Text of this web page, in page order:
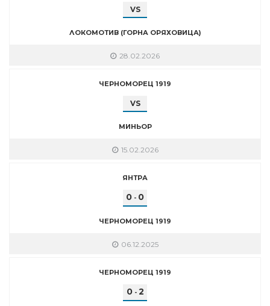
VS
ЛОКОМОТИВ (ГОРНА ОРЯХОВИЦА)
28.02.2026
ЧЕРНОМОРЕЦ 1919
VS
МИНЬОР
15.02.2026
ЯНТРА
0 - 0
ЧЕРНОМОРЕЦ 1919
06.12.2025
ЧЕРНОМОРЕЦ 1919
0- 2